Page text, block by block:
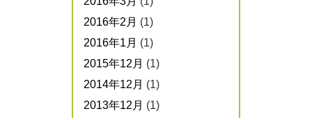
2016年2月 (1)
2016年1月 (1)
2015年12月 (1)
2014年12月 (1)
2013年12月 (1)